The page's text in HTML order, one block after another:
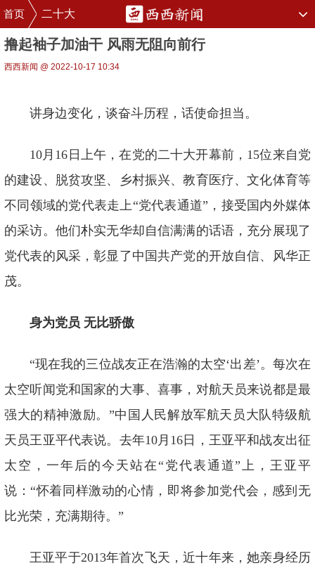
首页 二十大
撸起袖子加油干 风雨无阻向前行
西西新闻 @ 2022-10-17 10:34
讲身边变化，谈奋斗历程，话使命担当。
10月16日上午，在党的二十大开幕前，15位来自党
的建设、脱贫攻坚、乡村振兴、教育医疗、文化体育等
不同领域的党代表走上“党代表通道”，接受国内外媒体
的采访。他们朴实无华却自信满满的话语，充分展现了
党代表的风采，彰显了中国共产党的开放自信、风华正
茂。
身为党员 无比骄傲
“现在我的三位战友正在浩瀚的太空‘出差’。每次在
太空听闻党和国家的大事、喜事，对航天员来说都是最
强大的精神激励。”中国人民解放军航天员大队特级航
天员王亚平代表说。去年10月16日，王亚平和战友出征
太空，一年后的今天站在“党代表通道”上，王亚平
说：“怀着同样激动的心情，即将参加党代会，感到无
比光荣，充满期待。”
王亚平于2013年首次飞天，近十年来，她亲身经历